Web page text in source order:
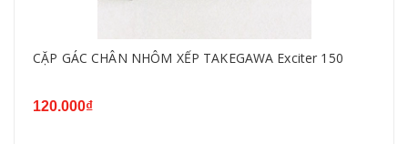
CẶP GÁC CHÂN NHÔM XẾP TAKEGAWA Exciter 150
120.000₫